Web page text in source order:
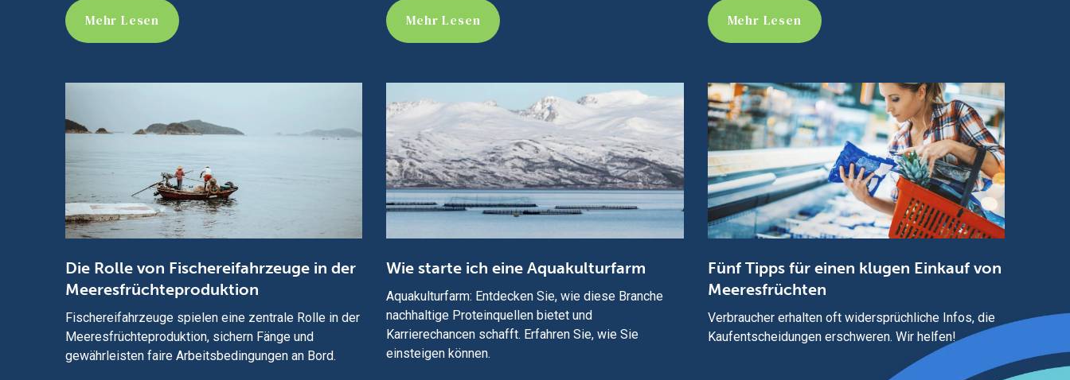
Mehr Lesen Mehr Lesen Mehr Lesen
Die Rolle von Fischereifahrzeuge in der
Meeresfrüchteproduktion
Fischereifahrzeuge spielen eine zentrale Rolle in der
Meeresfrüchteproduktion, sichern Fänge und
gewährleisten faire Arbeitsbedingungen an Bord.
Wie starte ich eine Aquakulturfarm
Aquakulturfarm: Entdecken Sie, wie diese Branche
nachhaltige Proteinquellen bietet und
Karrierechancen schafft. Erfahren Sie, wie Sie
einsteigen können.
Fünf Tipps für einen klugen Einkauf von
Meeresfrüchten
Verbraucher erhalten oft widersprüchliche Infos, die
Kaufentscheidungen erschweren. Wir helfen!